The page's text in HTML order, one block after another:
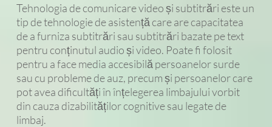
Tehnologia de comunicare video și subtitrări este un
tip de tehnologie de asistență care are capacitatea
de a furniza subtitrări sau subtitrări bazate pe text
pentru conținutul audio și video. Poate fi folosit
pentru a face media accesibilă persoanelor surde
sau cu probleme de auz, precum și persoanelor care
pot avea dificultăți în înțelegerea limbajului vorbit
din cauza dizabilităților cognitive sau legate de
limbaj.